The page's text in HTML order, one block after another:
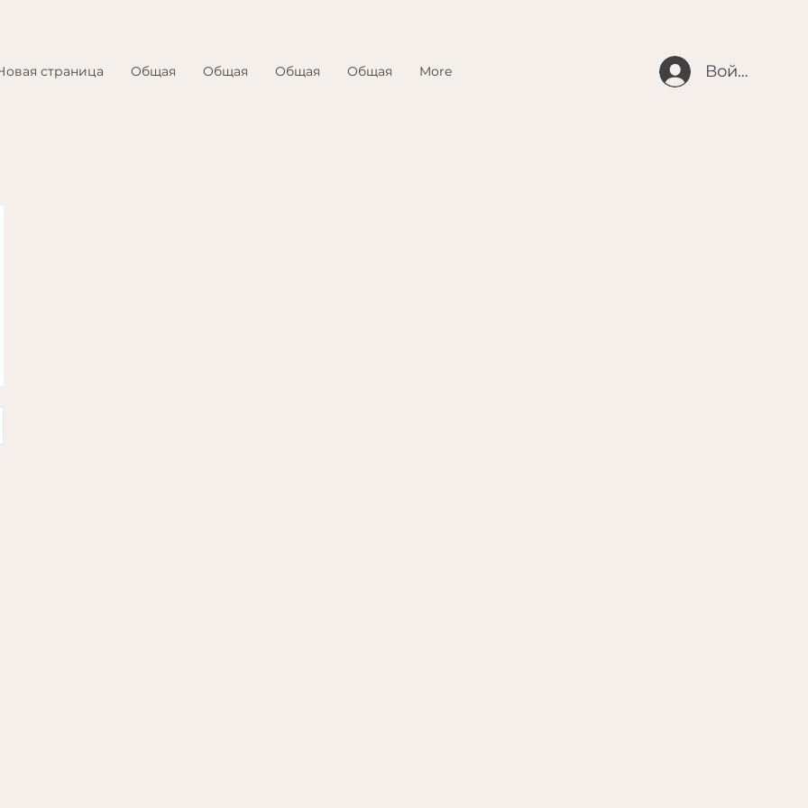
страница Общая Общая Общая Общая More Войти